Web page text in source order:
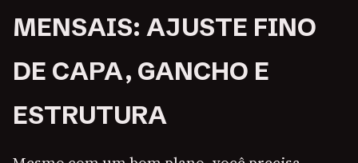
MENSAIS: AJUSTE FINO
DE CAPA, GANCHO E
ESTRUTURA